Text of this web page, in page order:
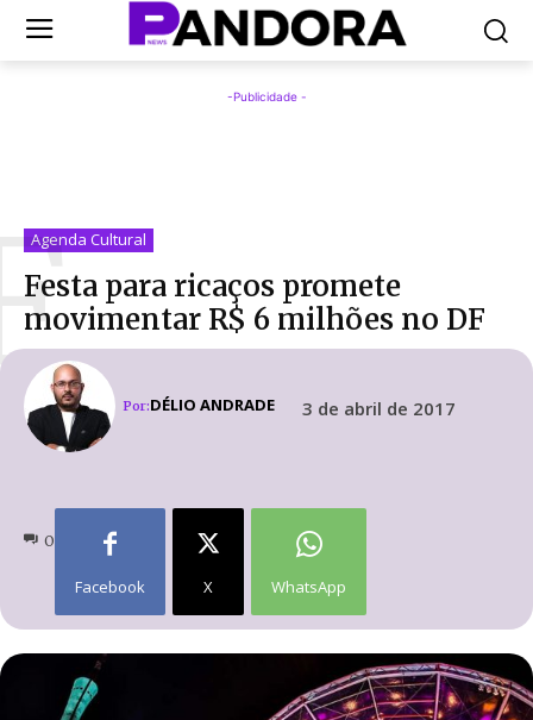
-Publicidade -
Agenda Cultural
Festa para ricaços promete
movimentar R$ 6 milhões no DF
Por:DÉLIO ANDRADE 3 de abril de 2017
0
Facebook X WhatsApp